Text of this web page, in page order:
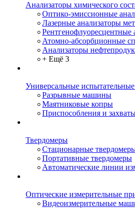
Анализаторы химического
Оптико-эмиссионные
Лазерные анализаторы
Рентгенофлуоресцентные
Атомно-абсорбционные
Анализаторы
+ Ещё 3
Универсальные
Разрывные машины
Маятниковые копры
Приспособления и
Твердомеры
Стационарные
Портативные твердомеры
Автоматические линии
Оптические измерительные
Видеоизмерительные